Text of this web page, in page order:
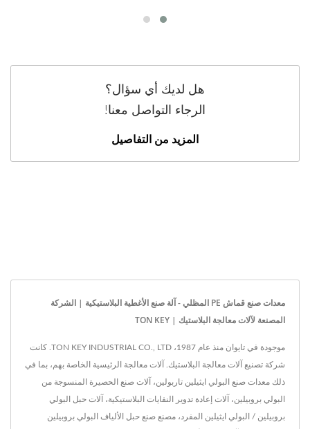
هل لديك أي سؤال؟
الرجاء التواصل معنا!
المزيد من التفاصيل
معدات صنع قماش PE المظلي - آلة صنع الأغطية البلاستيكية | الشركة
المصنعة لآلات معالجة البلاستيك | TON KEY
موجودة في تايوان منذ عام 1987، TON KEY INDUSTRIAL CO., LTD. كانت
شركة تصنيع آلات معالجة البلاستيك. آلات معالجة الرئيسية الخاصة بهم، بما في
ذلك معدات صنع البولي ايثيلين تاربولين، آلات صنع الحصيرة المنسوجة من
البولي بروبيلين، آلات إعادة تدوير النفايات البلاستيكية، آلات حبل البولي
بروبيلين / البولي ايثيلين المفرد، مصنع صنع حبل الألياف البولي بروبيلين